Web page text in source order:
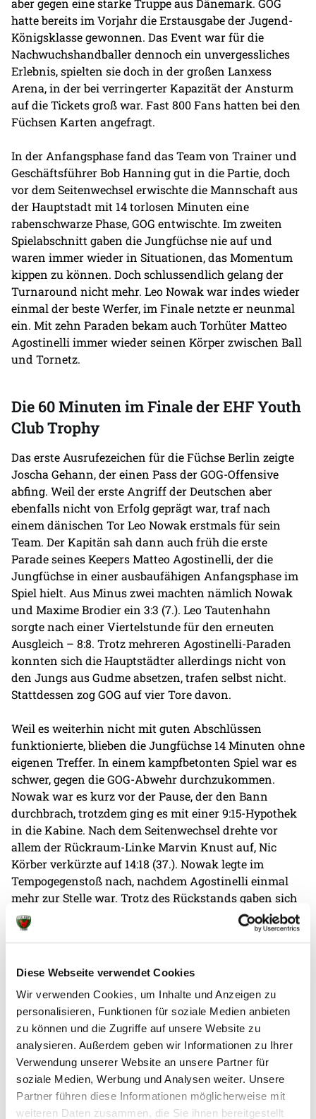
Diese Webseite verwendet Cookies
Wir verwenden Cookies, um Inhalte und Anzeigen zu
personalisieren, Funktionen für soziale Medien anbieten
zu können und die Zugriffe auf unsere Website zu
analysieren. Außerdem geben wir Informationen zu Ihrer
Verwendung unserer Website an unsere Partner für
soziale Medien, Werbung und Analysen weiter. Unsere
Partner führen diese Informationen möglicherweise mit
weiteren Daten zusammen, die Sie ihnen bereitgestellt
aber gegen eine starke Truppe aus Dänemark. GOG
hatte bereits im Vorjahr die Erstausgabe der Jugend-
Königsklasse gewonnen. Das Event war für die
Nachwuchshandballer dennoch ein unvergessliches
Erlebnis, spielten sie doch in der großen Lanxess
Arena, in der bei verringerter Kapazität der Ansturm
auf die Tickets groß war. Fast 800 Fans hatten bei den
Füchsen Karten angefragt.
In der Anfangsphase fand das Team von Trainer und
Geschäftsführer Bob Hanning gut in die Partie, doch
vor dem Seitenwechsel erwischte die Mannschaft aus
der Hauptstadt mit 14 torlosen Minuten eine
rabenschwarze Phase, GOG entwischte. Im zweiten
Spielabschnitt gaben die Jungfüchse nie auf und
waren immer wieder in Situationen, das Momentum
kippen zu können. Doch schlussendlich gelang der
Turnaround nicht mehr. Leo Nowak war indes wieder
einmal der beste Werfer, im Finale netzte er neunmal
ein. Mit zehn Paraden bekam auch Torhüter Matteo
Agostinelli immer wieder seinen Körper zwischen Ball
und Tornetz.
Die 60 Minuten im Finale der EHF Youth
Club Trophy
Das erste Ausrufezeichen für die Füchse Berlin zeigte
Joscha Gehann, der einen Pass der GOG-Offensive
abfing. Weil der erste Angriff der Deutschen aber
ebenfalls nicht von Erfolg geprägt war, traf nach
einem dänischen Tor Leo Nowak erstmals für sein
Team. Der Kapitän sah dann auch früh die erste
Parade seines Keepers Matteo Agostinelli, der die
Jungfüchse in einer ausbaufähigen Anfangsphase im
Spiel hielt. Aus Minus zwei machten nämlich Nowak
und Maxime Brodier ein 3:3 (7.). Leo Tautenhahn
sorgte nach einer Viertelstunde für den erneuten
Ausgleich – 8:8. Trotz mehreren Agostinelli-Paraden
konnten sich die Hauptstädter allerdings nicht von
den Jungs aus Gudme absetzen, trafen selbst nicht.
Stattdessen zog GOG auf vier Tore davon.
Weil es weiterhin nicht mit guten Abschlüssen
funktionierte, blieben die Jungfüchse 14 Minuten ohne
eigenen Treffer. In einem kampfbetonten Spiel war es
schwer, gegen die GOG-Abwehr durchzukommen.
Nowak war es kurz vor der Pause, der den Bann
durchbrach, trotzdem ging es mit einer 9:15-Hypothek
in die Kabine. Nach dem Seitenwechsel drehte vor
allem der Rückraum-Linke Marvin Knust auf, Nic
Körber verkürzte auf 14:18 (37.). Nowak legte im
Tempogegenstoß nach, nachdem Agostinelli einmal
mehr zur Stelle war. Trotz des Rückstands gaben sich
die Schützlinge von Trainer Bob Hanning nie auf und
schnupperten weiter am Comeback.
Tautenhahn eröffnete mit einer schönen und
Berliner weiter alles gaben, jedoch nicht entscheidend
herankamen. Gehann, Nowak und Co. trugen sich
zwar noch einmal in die Torschützenliste ein, aber
GOG konnte den Abstand konstant komfortabel
halten. Auch Dominik Barth setzte sich stark durch
zum 22:25 (51.). Bei Minus drei, zwei roten Karten für
die Dänen und noch neun Minuten zu spielen keimte